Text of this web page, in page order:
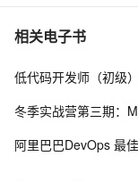
7 Net设计模式实例
8 Net设计模式实例
相关电子书
低代码开发师（初级
冬季实战营第三期：
阿里巴巴DevOps 最